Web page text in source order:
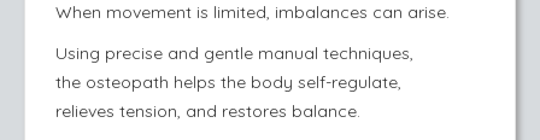
When movement is limited, imbalances can arise.
Using precise and gentle manual techniques,
the osteopath helps the body self-regulate,
relieves tension, and restores balance.